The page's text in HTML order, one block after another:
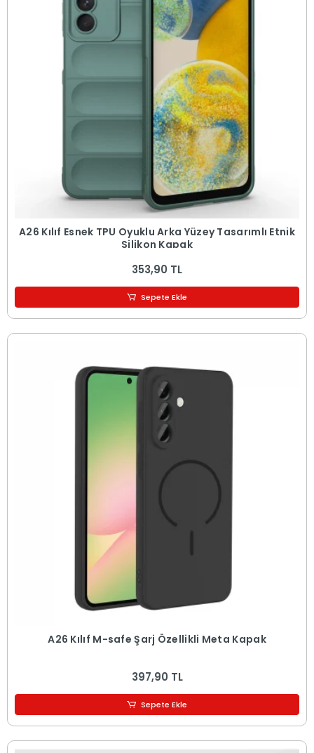
A26 Kılıf Esnek TPU Oyuklu Arka Yüzey Tasarımlı Etnik
Silikon Kapak
353,90 TL
Sepete Ekle
A26 Kılıf M-safe Şarj Özellikli Meta Kapak
397,90 TL
Sepete Ekle